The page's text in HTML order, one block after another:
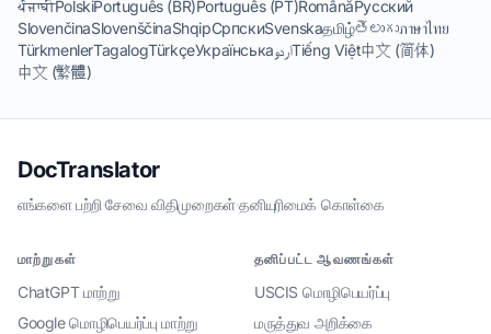
ਪੰਜਾਬੀPolskiPortuguês (BR)Português (PT)RomânăРусский
SlovenčinaSlovenščinaShqipСрпскиSvenskaதமிழ்తెలుగుภาษาไทย
TürkmenlerTagalogTürkçeУкраїнськаاردوTiếng Việt中文 (简体)
中文 (繁體)
DocTranslator
எங்களை பற்றி·சேவை விதிமுறைகள்·தனியுரிமைக் கொள்கை
மாற்றுகள்
ChatGPT மாற்று
Google மொழிபெயர்ப்பு மாற்று
தனிப்பட்ட ஆவணங்கள்
USCIS மொழிபெயர்ப்பு
மருத்துவ அறிக்கை